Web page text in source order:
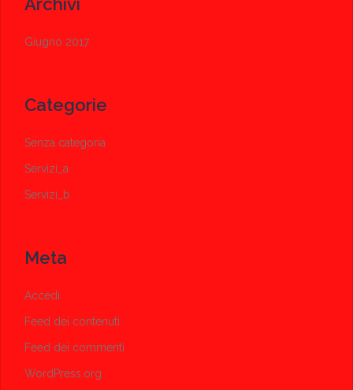
Giugno 2017
Categorie
Senza categoria
Servizi_a
Servizi_b
Meta
Accedi
Feed dei contenuti
Feed dei commenti
WordPress.org